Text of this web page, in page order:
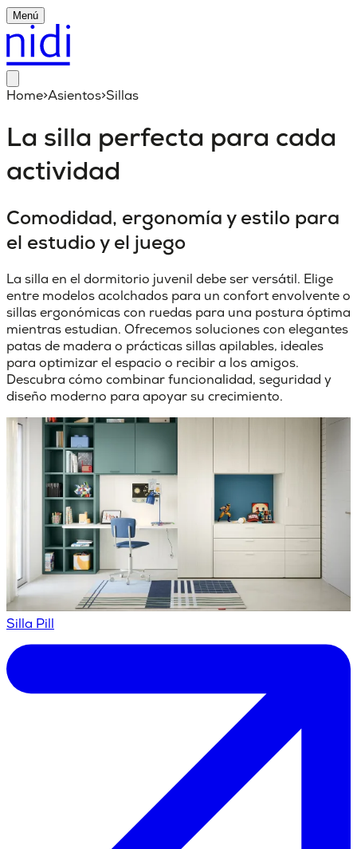
Menú
Home>Asientos>Sillas
La silla perfecta para cada
actividad
Comodidad, ergonomía y estilo para
el estudio y el juego
La silla en el dormitorio juvenil debe ser versátil. Elige
entre modelos acolchados para un confort envolvente o
sillas ergonómicas con ruedas para una postura óptima
mientras estudian. Ofrecemos soluciones con elegantes
patas de madera o prácticas sillas apilables, ideales
para optimizar el espacio o recibir a los amigos.
Descubra cómo combinar funcionalidad, seguridad y
diseño moderno para apoyar su crecimiento.
Silla Pill